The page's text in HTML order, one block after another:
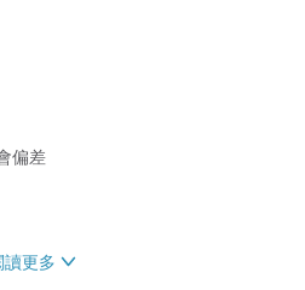
偏差
讀更多